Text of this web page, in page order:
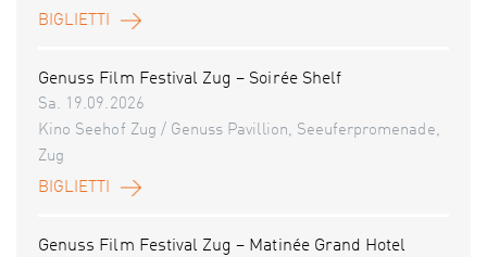
BIGLIETTI
Genuss Film Festival Zug – Soirée Shelf
Sa. 19.09.2026
Kino Seehof Zug / Genuss Pavillion, Seeuferpromenade,
Zug
BIGLIETTI
Genuss Film Festival Zug – Matinée Grand Hotel